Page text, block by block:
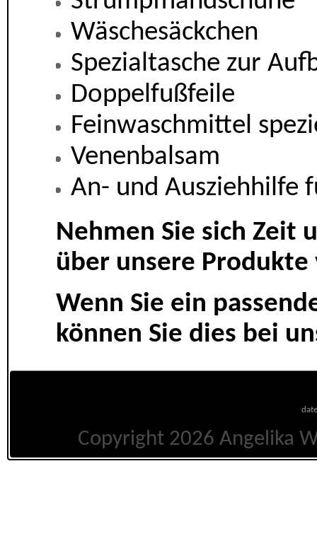
Wäschesäckchen
Spezialtasche zur
Doppelfußfeile
Feinwaschmittel
Venenbalsam
An- und Ausziehhilfe
Nehmen Sie sich Zeit
über unsere
Wenn Sie ein
können Sie dies bei
Copyright 2026 Angelika